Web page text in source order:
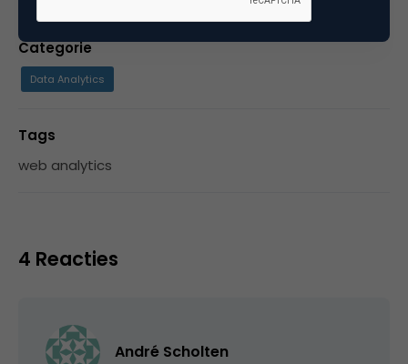
Categorie
Data Analytics
Tags
web analytics
4 Reacties
André Scholten